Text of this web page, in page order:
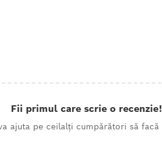
Fii primul care scrie o recenzie!
ajuta pe ceilalți cumpărători să facă